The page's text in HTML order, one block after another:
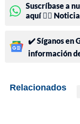
Suscríbase a
aquí 👉🏻
✔️ Síganos en
información
Relacionados